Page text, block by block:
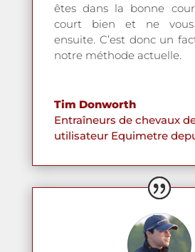
êtes dans la bonne
court bien et ne
ensuite. C’est donc un
notre méthode actuelle.
Tim Donworth
Entraîneurs de chevaux
utilisateur Equimetre